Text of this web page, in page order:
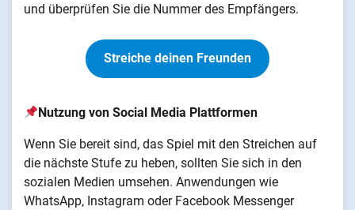
und überprüfen Sie die Nummer des Empfängers.
Streiche deinen Freunden
Nutzung von Social Media Plattformen
Wenn Sie bereit sind, das Spiel mit den Streichen auf
die nächste Stufe zu heben, sollten Sie sich in den
sozialen Medien umsehen. Anwendungen wie
WhatsApp, Instagram oder Facebook Messenger